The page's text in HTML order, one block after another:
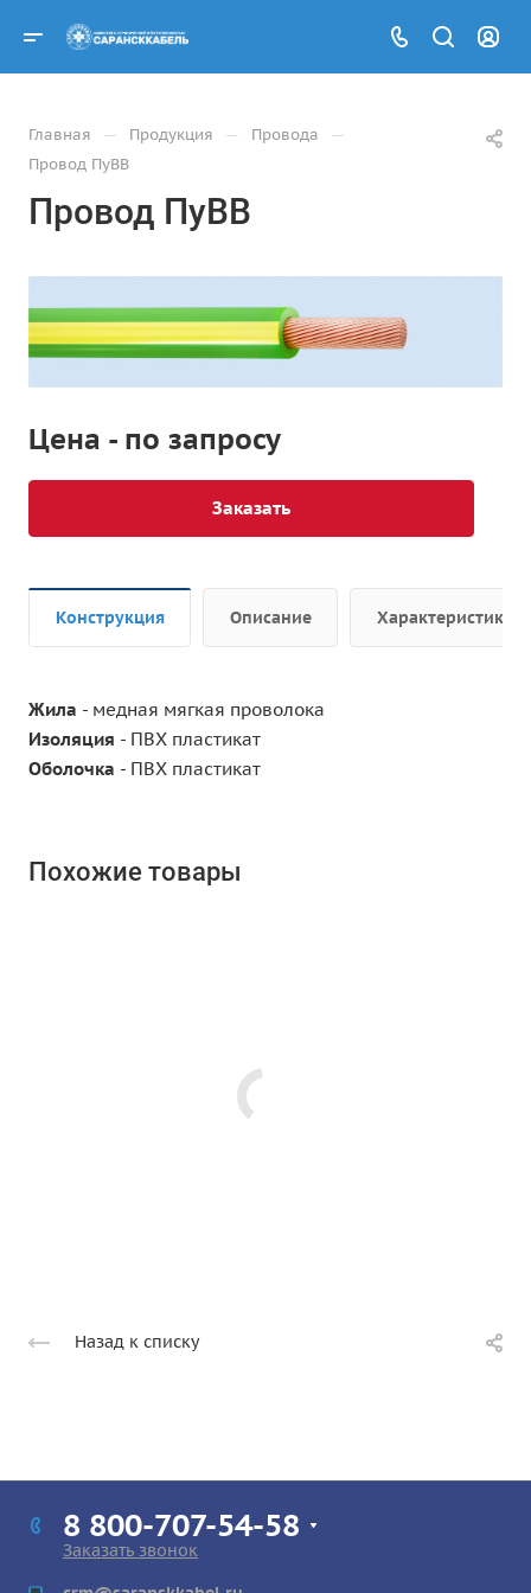
Главная — Продукция — Провода —
Провод ПуВВ
Провод ПуВВ
Цена - по запросу
Заказать
Конструкция Описание Характеристики
Жила - медная мягкая проволока
Изоляция - ПВХ пластикат
Оболочка - ПВХ пластикат
Похожие товары
Назад к списку
8 800-707-54-58
Заказать звонок